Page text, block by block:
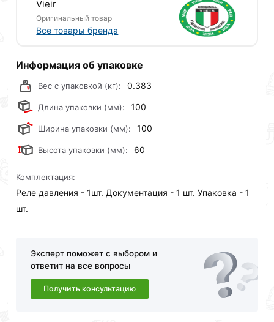
заказ и свяжутся с Вами для согласования условий
доставки или самовывоза.Перед оформлением
онлайн заказа рекомендуем ознакомиться с
соответствует всем стандартам качества. Возврат
купленного товарa в течение 30 дней (наличие чека
обязательно).
Vieir
Оригинальный товар
Все товары бренда
Информация об упаковке
Вес с упаковкой (кг): 0.383
Длина упаковки (мм): 100
Ширина упаковки (мм): 100
Высота упаковки (мм): 60
Комплектация:
Реле давления - 1шт. Документация - 1 шт. Упаковка - 1
шт.
Эксперт поможет с выбором и
ответит на все вопросы
Получить консультацию